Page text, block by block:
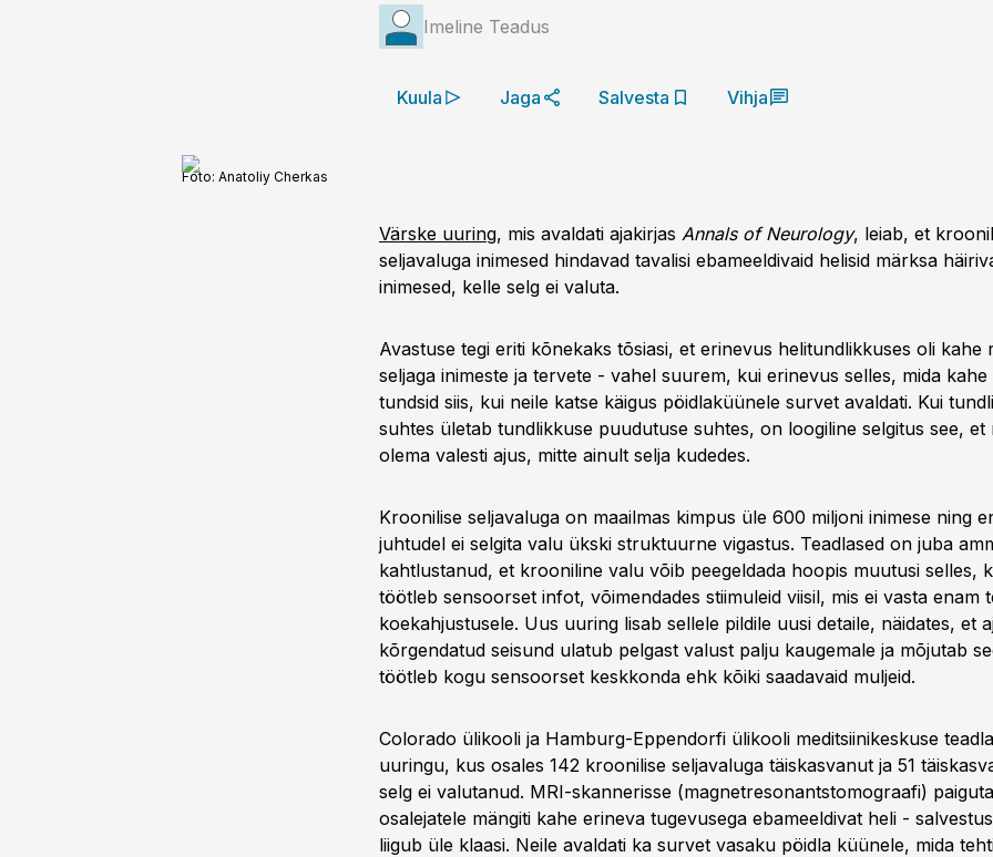
Imeline Teadus
Kuula Jaga Salvesta Vihja
Foto: Anatoliy Cherkas
Värske uuring, mis avaldati ajakirjas Annals of Neurology, leiab, et
seljavaluga inimesed hindavad tavalisi ebameeldivaid helisid märksa
inimesed, kelle selg ei valuta.
Avastuse tegi eriti kõnekaks tõsiasi, et erinevus helitundlikkuses oli kahe
seljaga inimeste ja tervete - vahel suurem, kui erinevus selles, mida
tundsid siis, kui neile katse käigus pöidlaküünele survet avaldati. Kui
suhtes ületab tundlikkuse puudutuse suhtes, on loogiline selgitus see, et
olema valesti ajus, mitte ainult selja kudedes.
Kroonilise seljavaluga on maailmas kimpus üle 600 miljoni inimese ning
juhtudel ei selgita valu ükski struktuurne vigastus. Teadlased on juba
kahtlustanud, et krooniline valu võib peegeldada hoopis muutusi selles,
töötleb sensoorset infot, võimendades stiimuleid viisil, mis ei vasta enam
koekahjustusele. Uus uuring lisab sellele pildile uusi detaile, näidates, et
kõrgendatud seisund ulatub pelgast valust palju kaugemale ja mõjutab
töötleb kogu sensoorset keskkonda ehk kõiki saadavaid muljeid.
Colorado ülikooli ja Hamburg-Eppendorfi ülikooli meditsiinikeskuse
uuringu, kus osales 142 kroonilise seljavaluga täiskasvanut ja 51
selg ei valutanud. MRI-skannerisse (magnetresonantstomograafi)
osalejatele mängiti kahe erineva tugevusega ebameeldivat heli -
liigub üle klaasi. Neile avaldati ka survet vasaku pöidla küünele, mida